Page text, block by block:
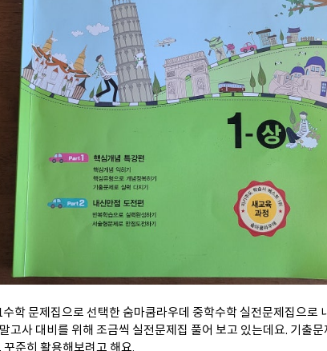
학 문제집으로 선택한 숨마쿰라우데 중학수학 실전문제집으로
고사 대비를 위해 조금씩 실전문제집 풀어 보고 있는데요. 기출문
꾸준히 활용해보려고 해요.